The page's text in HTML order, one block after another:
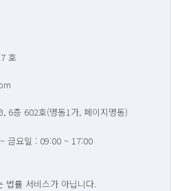
호
6층 602호(명동1가, 페이지명동)
금요일 : 09:00 ~ 17:00
률 서비스가 아닙니다.